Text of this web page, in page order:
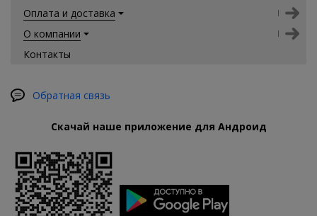
Оплата и доставка
О компании
Контакты
Обратная связь
Скачай наше приложение для Андроид